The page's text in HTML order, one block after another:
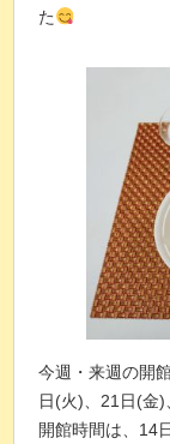
た
今週・来週の開
日(火)、21日(金)
開館時間は、14